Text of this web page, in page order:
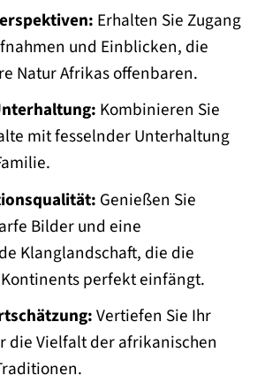
Erhalten Sie Zugang
und Einblicken, die
Natur Afrikas offenbaren.
Kombinieren Sie
mit fesselnder Unterhaltung
Genießen Sie
Bilder und eine
Klanglandschaft, die die
perfekt einfängt.
Vertiefen Sie Ihr
die Vielfalt der afrikanischen